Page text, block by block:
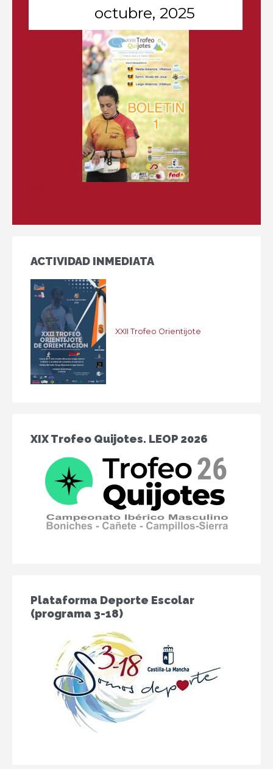
octubre, 2025
ACTIVIDAD INMEDIATA
XXII Trofeo Orientijote
XIX Trofeo Quijotes. LEOP 2026
Plataforma Deporte Escolar
(programa 3-18)